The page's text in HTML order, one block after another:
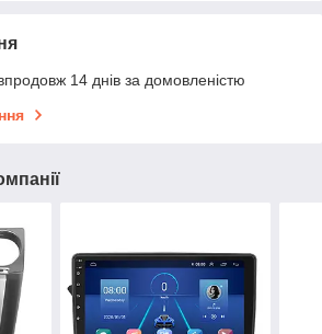
14 днів за домовленістю